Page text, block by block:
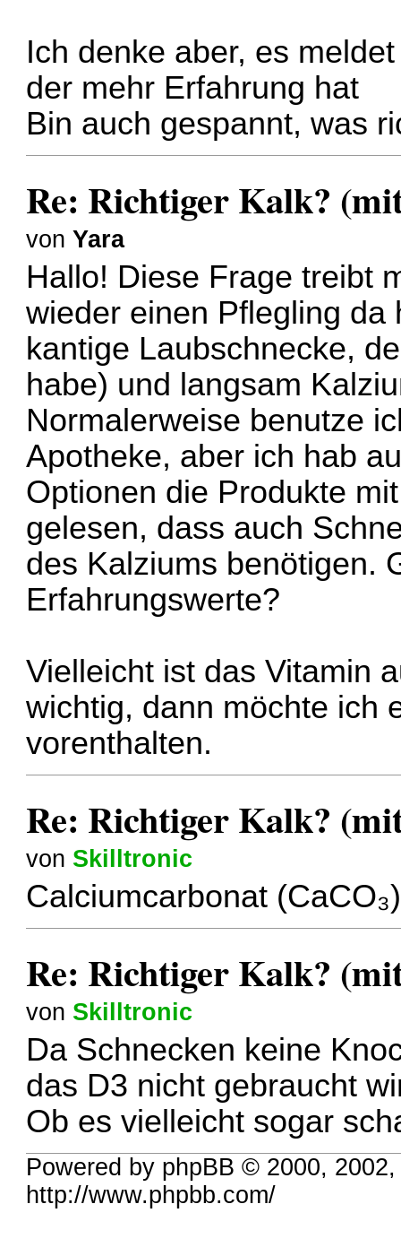
Ich denke aber, es
der mehr Erfahrung hat
Bin auch gespannt, was
Re: Richtiger Kalk?
vonYara
Hallo! Diese Frage treibt
wieder einen Pflegling
kantige Laubschnecke,
habe) und langsam
Normalerweise benutze
Apotheke, aber ich hab
Optionen die Produkte
gelesen, dass auch
des Kalziums benötigen.
Erfahrungswerte?
Vielleicht ist das Vitamin
wichtig, dann möchte ich
vorenthalten.
Re: Richtiger Kalk?
von Skilltronic
Calciumcarbonat
Re: Richtiger Kalk?
von Skilltronic
Da Schnecken keine
das D3 nicht gebraucht
Ob es vielleicht sogar
Powered by phpBB © 2000,
http://www.phpbb.com/